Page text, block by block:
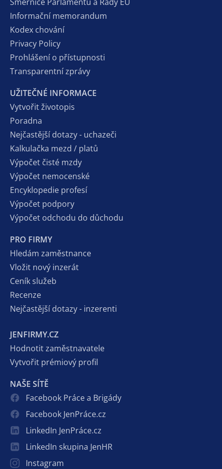
Informační memorandum
Kodex chování
Privacy Policy
Prohlášení o přístupnosti
Transparentní zprávy
UŽITEČNÉ INFORMACE
Vytvořit životopis
Poradna
Nejčastější dotazy - uchazeči
Kalkulačka mezd / platů
Výpočet čisté mzdy
Výpočet nemocenské
Encyklopedie profesí
Výpočet podpory
Výpočet odchodu do důchodu
PRO FIRMY
Hledám zaměstnance
Vložit nový inzerát
Ceník služeb
Recenze
Nejčastější dotazy - inzerenti
JENFIRMY.CZ
Hodnotit zaměstnavatele
Vytvořit prémiový profil
NAŠE SÍTĚ
Facebook Práce a Brigády
Facebook JenPráce.cz
LinkedIn JenPráce.cz
LinkedIn skupina JenHR
Instagram